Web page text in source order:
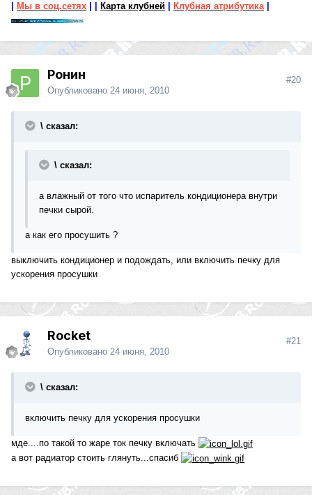
Мы в соц.сетях Карта клубней Клубная атрибутика|
Ронин
Опубликовано 24 июня, 2010
#20
\ сказал:
\ сказал:
а влажный от того что испаритель кондиционера внутри
печки сырой.
а как его просушить ?
выключить кондиционер и подождать, или включить печку для
ускорения просушки
Rocket
Опубликовано 24 июня, 2010
#21
\ сказал:
включить печку для ускорения просушки
мде....по такой то жаре ток печку включать
а вот радиатор стоить глянуть...спасиб